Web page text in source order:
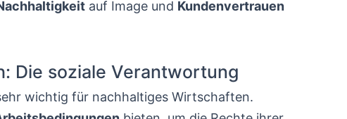
auf Image und Kundenvertrauen
Die soziale Verantwortung
wichtig für nachhaltiges Wirtschaften.